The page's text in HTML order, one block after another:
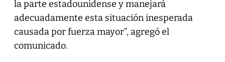
la parte estadounidense y manejará
adecuadamente esta situación inesperada
causada por fuerza mayor”, agregó el
comunicado.